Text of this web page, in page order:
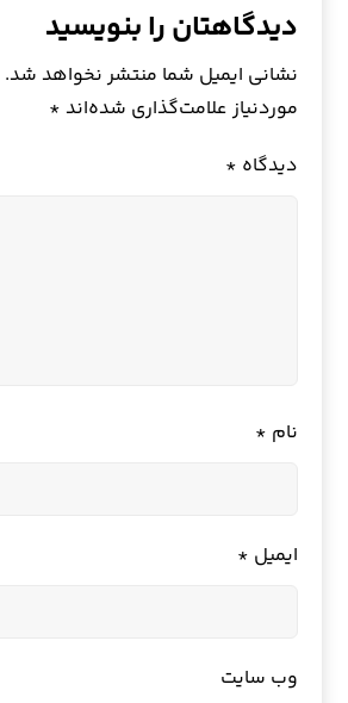
دیدگاهتان را بنویسید
نشانی ایمیل شما منتشر نخواهد شد.
موردنیاز علامت‌گذاری شده‌اند *
دیدگاه *
نام *
ایمیل *
وب‌ سایت